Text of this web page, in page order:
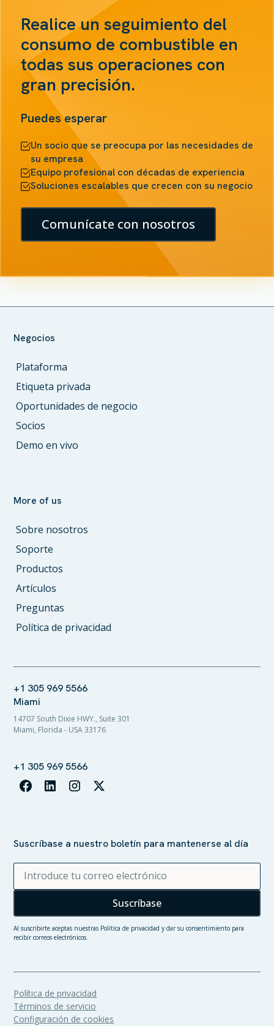
Realice un seguimiento del
consumo de combustible en
todas sus operaciones con
gran precisión.
Puedes esperar
Un socio que se preocupa por las necesidades de
su empresa
Equipo profesional con décadas de experiencia
Soluciones escalables que crecen con su negocio
Comunícate con nosotros
Negocios
Plataforma
Etiqueta privada
Oportunidades de negocio
Socios
Demo en vivo
More of us
Sobre nosotros
Soporte
Productos
Artículos
Preguntas
Política de privacidad
Suscríbase a nuestro boletín para mantenerse al día
Al suscribirte aceptas nuestras Política de privacidad y dar su consentimiento para
recibir correos electrónicos.
+1 305 969 5566
Miami
14707 South Dixie HWY., Suite 301
Miami, Florida - USA 33176
+1 305 969 5566
Política de privacidad
Términos de servicio
Configuración de cookies